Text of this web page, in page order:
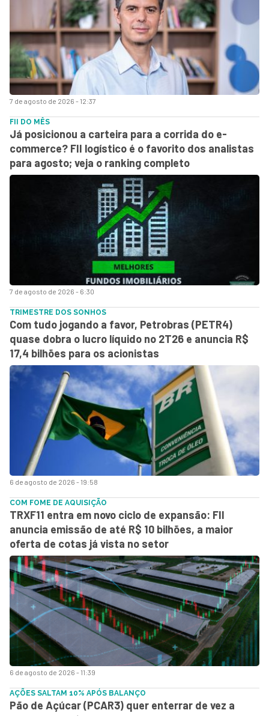
7 de agosto de 2026 - 12:37
7 de agosto de 2026 - 6:30
FII DO MÊS
Já posicionou a carteira para a corrida do e-
commerce? FII logístico é o favorito dos analistas
para agosto; veja o ranking completo
6 de agosto de 2026 - 19:58
TRIMESTRE DOS SONHOS
Com tudo jogando a favor, Petrobras (PETR4)
quase dobra o lucro líquido no 2T26 e anuncia R$
17,4 bilhões para os acionistas
6 de agosto de 2026 - 11:39
COM FOME DE AQUISIÇÃO
TRXF11 entra em novo ciclo de expansão: FII
anuncia emissão de até R$ 10 bilhões, a maior
oferta de cotas já vista no setor
AÇÕES SALTAM 10% APÓS BALANÇO
Pão de Açúcar (PCAR3) quer enterrar de vez a